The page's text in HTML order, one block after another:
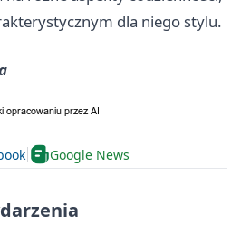
dla niego stylu.
Google News